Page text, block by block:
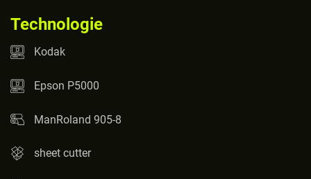
Technologie
Kodak
Epson P5000
ManRoland 905-8
sheet cutter